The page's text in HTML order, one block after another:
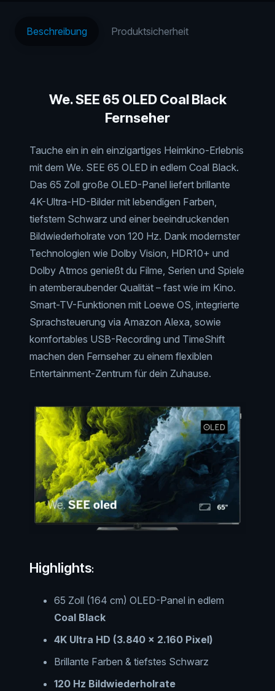
Beschreibung Produktsicherheit
We. SEE 65 OLED Coal Black
Fernseher
Tauche ein in ein einzigartiges Heimkino-Erlebnis
mit dem We. SEE 65 OLED in edlem Coal Black.
Das 65 Zoll große OLED-Panel liefert brillante
4K-Ultra-HD-Bilder mit lebendigen Farben,
tiefstem Schwarz und einer beeindruckenden
Bildwiederholrate von 120 Hz. Dank modernster
Technologien wie Dolby Vision, HDR10+ und
Dolby Atmos genießt du Filme, Serien und Spiele
in atemberaubender Qualität – fast wie im Kino.
Smart-TV-Funktionen mit Loewe OS, integrierte
Sprachsteuerung via Amazon Alexa, sowie
komfortables USB-Recording und TimeShift
machen den Fernseher zu einem flexiblen
Entertainment-Zentrum für dein Zuhause.
Highlights:
65 Zoll (164 cm) OLED-Panel in edlem
Coal Black
4K Ultra HD (3.840 × 2.160 Pixel)
Brillante Farben & tiefstes Schwarz
120 Hz Bildwiederholrate